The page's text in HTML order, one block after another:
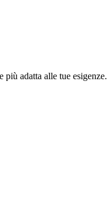
adatta alle tue esigenze.